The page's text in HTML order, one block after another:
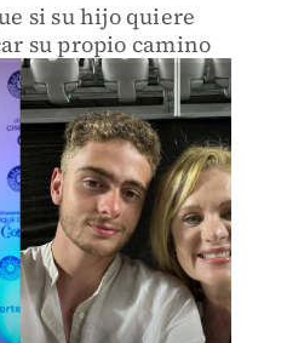
si su hijo quiere
su propio camino